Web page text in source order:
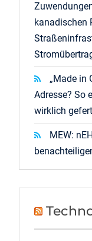
kanadischen
„Made in
Adresse? So
wirklich
MEW: